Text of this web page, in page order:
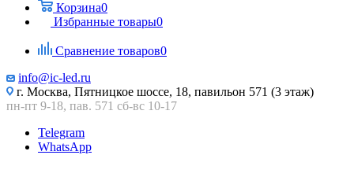
Корзина0
Избранные товары0
Сравнение товаров0
info@ic-led.ru
г. Москва, Пятницкое шоссе, 18, павильон 571 (3 этаж)
пн-пт 9-18, пав. 571 сб-вс 10-17
Telegram
WhatsApp